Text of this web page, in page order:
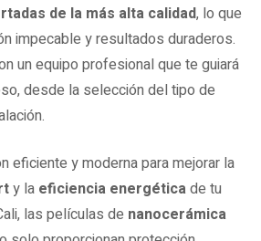
de la más alta calidad, lo que
impecable y resultados duraderos.
un equipo profesional que te guiará
desde la selección del tipo de
eficiente y moderna para mejorar la
y la eficiencia energéticade tu
las películas de nanocerámica